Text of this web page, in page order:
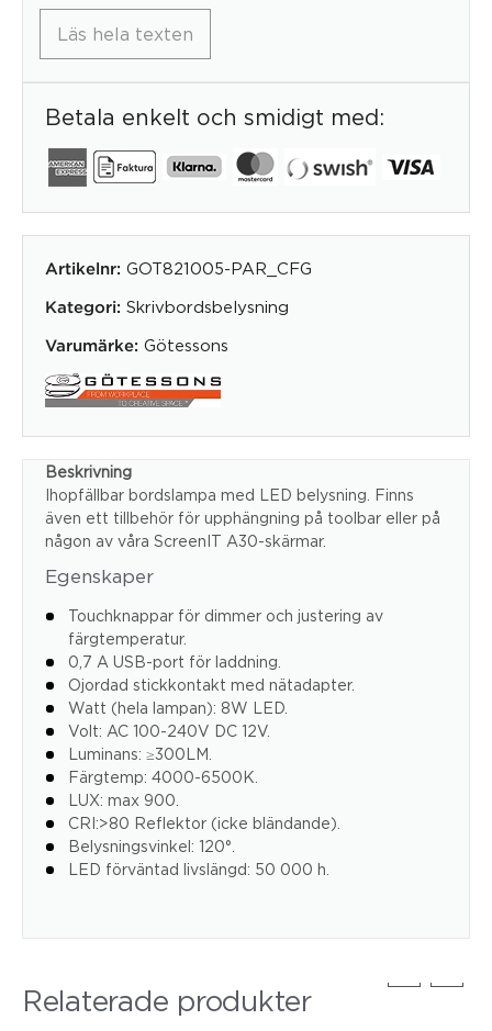
Läs hela texten
Betala enkelt och smidigt med:
Artikelnr: GOT821005-PAR_CFG
Kategori: Skrivbordsbelysning
Varumärke: Götessons
Beskrivning
Ihopfällbar bordslampa med LED belysning. Finns
även ett tillbehör för upphängning på toolbar eller på
någon av våra ScreenIT A30-skärmar.
Egenskaper
Touchknappar för dimmer och justering av
färgtemperatur.
0,7 A USB-port för laddning.
Ojordad stickkontakt med nätadapter.
Watt (hela lampan): 8W LED.
Volt: AC 100-240V DC 12V.
Luminans: ≥300LM.
Färgtemp: 4000-6500K.
LUX: max 900.
CRI:>80 Reflektor (icke bländande).
Belysningsvinkel: 120°.
LED förväntad livslängd: 50 000 h.
Relaterade produkter